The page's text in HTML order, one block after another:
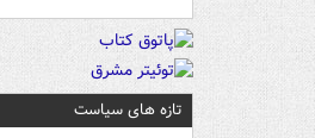
تازه های سیاست